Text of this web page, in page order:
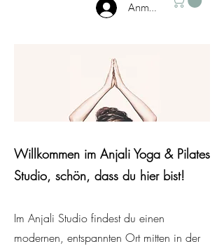
Anmelden
Willkommen im Anjali Yoga & Pilates
Studio, schön, dass du hier bist!
Im Anjali Studio findest du einen
modernen, entspannten Ort mitten in der